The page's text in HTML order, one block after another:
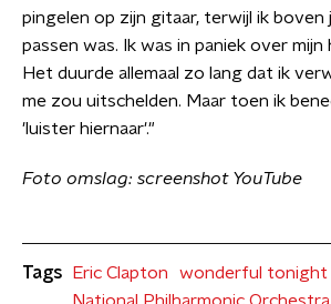
pingelen op zijn gitaar, terwijl ik boven
passen was. Ik was in paniek over mijn
Het duurde allemaal zo lang dat ik
me zou uitschelden. Maar toen ik
'luister hiernaar'."
Foto omslag: screenshot YouTube
Tags Eric Clapton
wonderful tonight